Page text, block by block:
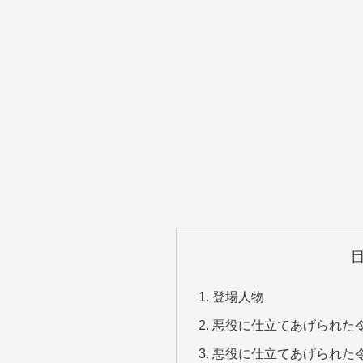
登場人物
悪役に仕立てあげられた
悪役に仕立てあげられた